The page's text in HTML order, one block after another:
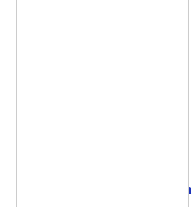
info@vietpointlaw.vn